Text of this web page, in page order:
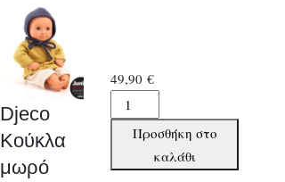
Djeco
Κούκλα
μωρό
49,90€
Djeco
Κούκλα
βινυλίου
Προσθήκη στο
καλάθι